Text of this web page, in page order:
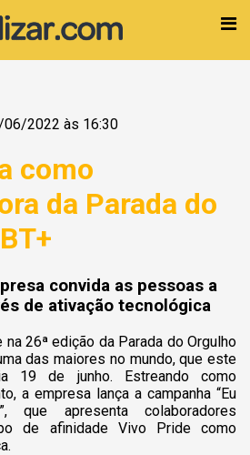
06/2022 às 16:30
como
da Parada do
convida as pessoas a
de ativação tecnológica
26ª edição da Parada do Orgulho
das maiores no mundo, que este
19 de junho. Estreando como
a empresa lança a campanha “Eu
que apresenta colaboradores
de afinidade Vivo Pride como